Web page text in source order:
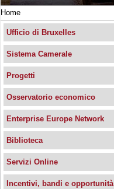
n
c
p
a
e
Tu
sei
qui
Home
Ufficio di Bruxelles
Sistema Camerale
Progetti
Osservatorio economico
Enterprise Europe Network
Biblioteca
Servizi Online
Incentivi, bandi e opportunità